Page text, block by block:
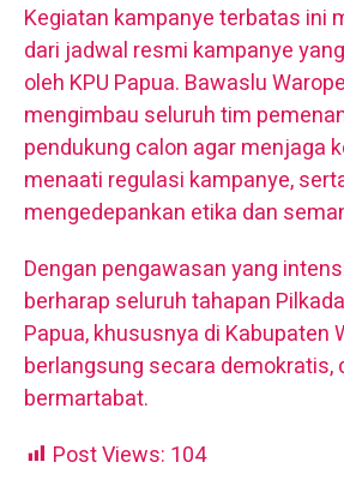
Kegiatan kampanye terbatas ini
dari jadwal resmi kampanye
oleh KPU Papua. Bawaslu
mengimbau seluruh tim
pendukung calon agar menjaga
menaati regulasi kampanye,
mengedepankan etika dan
Dengan pengawasan yang
berharap seluruh tahapan
Papua, khususnya di Kabupaten
berlangsung secara demokratis,
bermartabat.
Post Views: 104